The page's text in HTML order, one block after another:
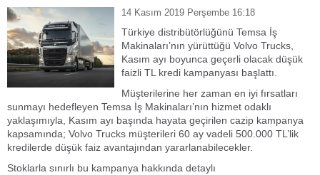
14 Kasım 2019 Perşembe 16:18
Türkiye distribütörlüğünü Temsa İş
Makinaları’nın yürüttüğü Volvo Trucks,
Kasım ayı boyunca geçerli olacak düşük
faizli TL kredi kampanyası başlattı.
Müşterilerine her zaman en iyi fırsatları
sunmayı hedefleyen Temsa İş Makinaları’nın hizmet odaklı
yaklaşımıyla, Kasım ayı başında hayata geçirilen cazip kampanya
kapsamında; Volvo Trucks müşterileri 60 ay vadeli 500.000 TL’lik
kredilerde düşük faiz avantajından yararlanabilecekler.
Stoklarla sınırlı bu kampanya hakkında detaylı